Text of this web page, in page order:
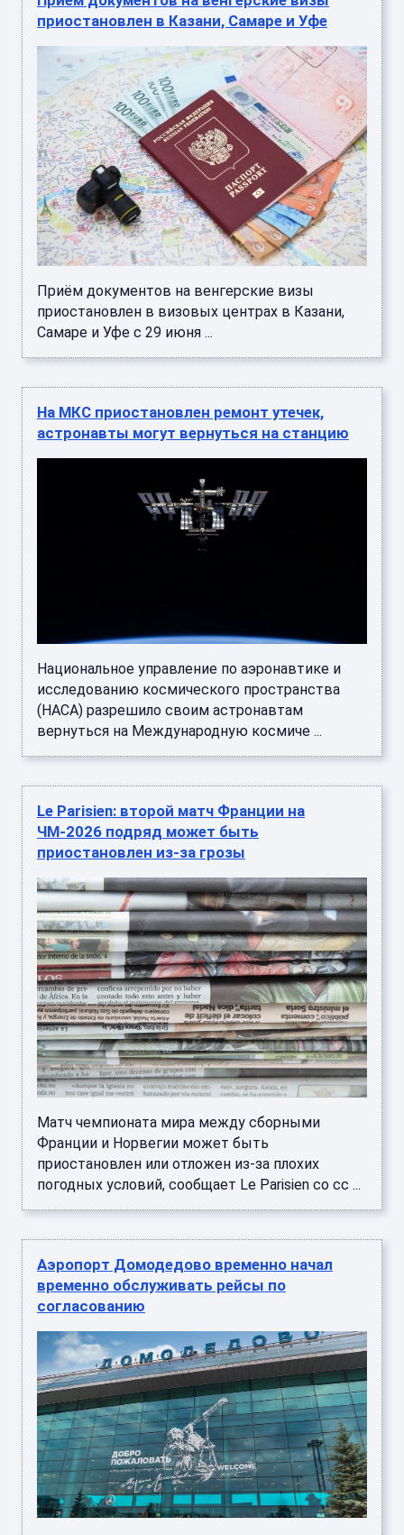
приостановлен в Казани, Самаре и Уфе
Приём документов на венгерские визы
приостановлен в визовых центрах в Казани,
Самаре и Уфе с 29 июня ...
На МКС приостановлен ремонт утечек,
астронавты могут вернуться на станцию
Национальное управление по аэронавтике и
исследованию космического пространства
(НАСА) разрешило своим астронавтам
вернуться на Международную космиче ...
Le Parisien: второй матч Франции на
ЧМ-2026 подряд может быть
приостановлен из-за грозы
Матч чемпионата мира между сборными
Франции и Норвегии может быть
приостановлен или отложен из-за плохих
погодных условий, сообщает Le Parisien со сс ...
Аэропорт Домодедово временно начал
временно обслуживать рейсы по
согласованию